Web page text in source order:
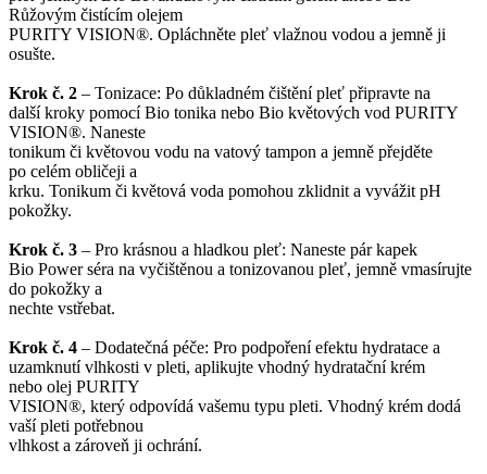
Růžovým čistícím olejem
PURITY VISION®. Opláchněte pleť vlažnou vodou a jemně ji
osušte.
Krok č. 2 – Tonizace: Po důkladném čištění pleť připravte na
další kroky pomocí Bio tonika nebo Bio květových vod PURITY
VISION®. Naneste
tonikum či květovou vodu na vatový tampon a jemně přejděte
po celém obličeji a
krku. Tonikum či květová voda pomohou zklidnit a vyvážit pH
pokožky.
Krok č. 3 – Pro krásnou a hladkou pleť: Naneste pár kapek
Bio Power séra na vyčištěnou a tonizovanou pleť, jemně vmasírujte
do pokožky a
nechte vstřebat.
Krok č. 4 – Dodatečná péče: Pro podpoření efektu hydratace a
uzamknutí vlhkosti v pleti, aplikujte vhodný hydratační krém
nebo olej PURITY
VISION®, který odpovídá vašemu typu pleti. Vhodný krém dodá
vaší pleti potřebnou
vlhkost a zároveň ji ochrání.